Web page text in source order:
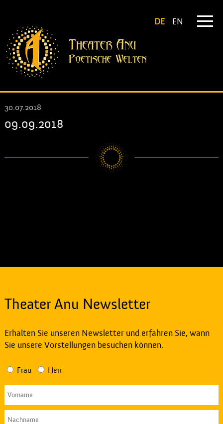
DE EN
30.07.2018
09.09.2018
Theater Anu Newsletter
Erhalten Sie unseren Newsletter und erfahren Sie, wann
Sie unsere Vorstellungen besuchen können.
Frau Herr